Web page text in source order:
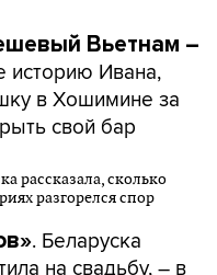
Вьетнам –
историю Ивана,
в Хошимине за
свой бар
. Беларуска
на свадьбу, – в